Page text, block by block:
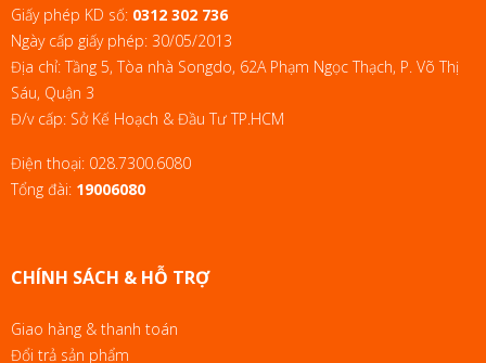
Giấy phép KD số: 0312 302 736
Ngày cấp giấy phép: 30/05/2013
Địa chỉ: Tầng 5, Tòa nhà Songdo, 62A Phạm Ngọc Thạch, P. Võ Thị
Sáu, Quận 3
Đ/v cấp: Sở Kế Hoạch & Đầu Tư TP.HCM
Điện thoại: 028.7300.6080
Tổng đài: 19006080
CHÍNH SÁCH & HỖ TRỢ
Giao hàng & thanh toán
Đổi trả sản phẩm